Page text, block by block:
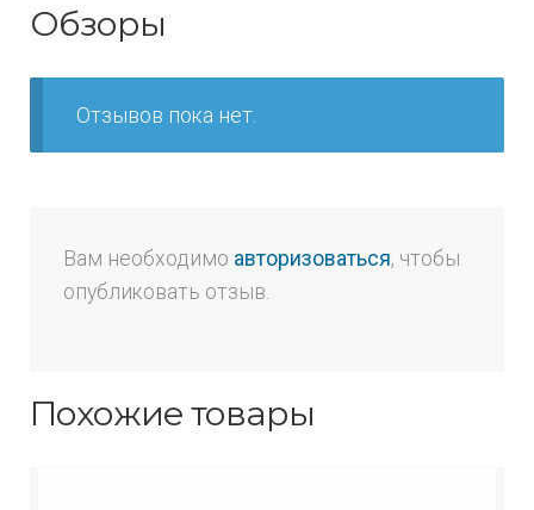
Обзоры
Отзывов пока нет.
Вам необходимо авторизоваться, чтобы
опубликовать отзыв.
Похожие товары